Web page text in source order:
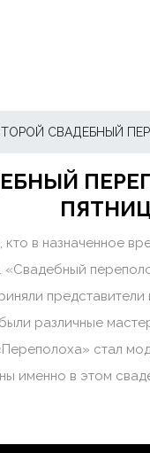
СВАДЕБНЫЙ
кто в назначенное
«Свадебный
различные
стал
именно в этом